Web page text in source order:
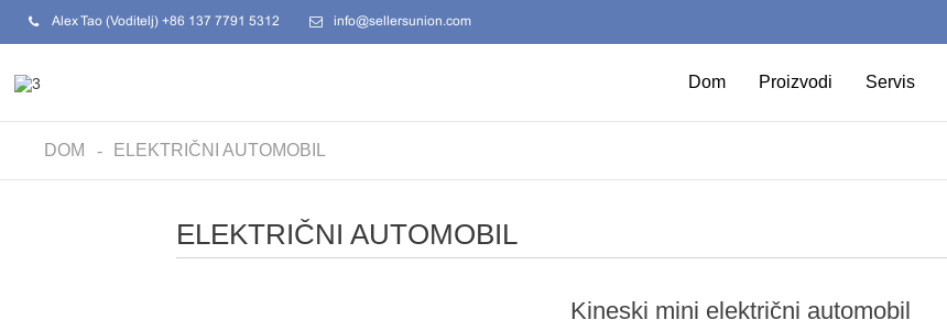
Alex Tao (Voditelj) +86 137 7791 5312 info@sellersunion.com
Dom Proizvodi Servis
DOM ELEKTRIČNI AUTOMOBIL
ELEKTRIČNI AUTOMOBIL
Kineski mini električni automobil